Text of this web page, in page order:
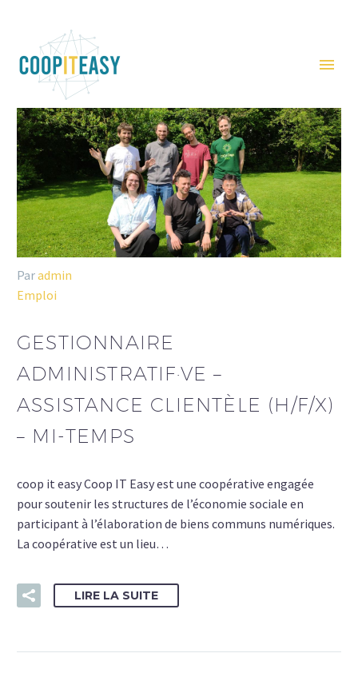
Paradmin
Emploi
GESTIONNAIRE
ADMINISTRATIF·VE –
ASSISTANCE CLIENTÈLE (H/F/X)
– MI-TEMPS
coop it easy Coop IT Easy est une coopérative engagée
pour soutenir les structures de l’économie sociale en
participant à l’élaboration de biens communs numériques.
La coopérative est un lieu…
LIRE LA SUITE